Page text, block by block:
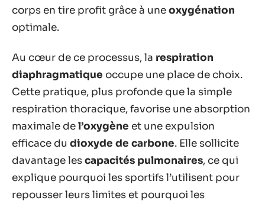
corps en tire profit grâce à uneoxygénation
optimale.
Au cœur de ce processus, la respiration
diaphragmatique occupe une place de choix.
Cette pratique, plus profonde que la simple
respiration thoracique, favorise une absorption
maximale del’oxygène et une expulsion
efficace du dioxyde de carbone. Elle sollicite
davantage lescapacités pulmonaires, ce qui
explique pourquoi les sportifs l’utilisent pour
repousser leurs limites et pourquoi les